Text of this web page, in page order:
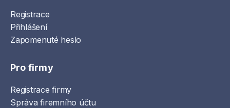
Registrace
Přihlášení
Zapomenuté heslo
Pro firmy
Registrace firmy
Správa firemního účtu